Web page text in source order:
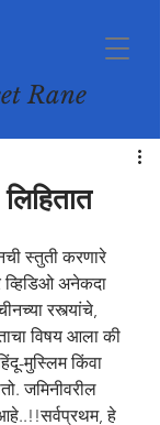
Rane
व्हिडिओ अनेकदा
रस्त्यांचे,
विषय आला की
मुस्लिम किंवा
जमिनीवरील
आहे..!!सर्वप्रथम, हे